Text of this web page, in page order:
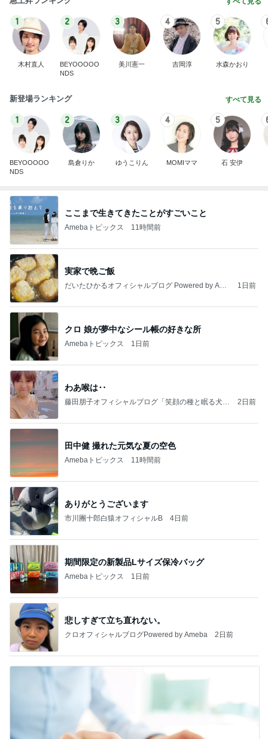
1
木村直人
2
BEYOOOOO
NDS
3
美川憲一
4
吉岡淳
5
水森かおり
新登場ランキング すべて見る
1
BEYOOOOO
NDS
2
島倉りか
3
ゆうこりん
4
MOMIママ
5
石 安伊
ここまで生きてきたことがすごいこと
Amebaトピックス 11時間前
実家で晩ご飯
だいたひかるオフィシャルブログ Powered by Ame
1日前
クロ 娘が夢中なシール帳の好きな所
Amebaトピックス 1日前
わあ喉は‥
藤田朋子オフィシャルブログ「笑顔の種と眠る犬」
2日前
田中健 撮れた元気な夏の空色
Amebaトピックス 11時間前
ありがとうございます
市川團十郎白猿オフィシャルB 4日前
期間限定の新製品Lサイズ保冷バッグ
Amebaトピックス 1日前
悲しすぎて立ち直れない。
クロオフィシャルブログPowered by Ameba 2日前